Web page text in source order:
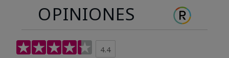
OPINIONES
4.4